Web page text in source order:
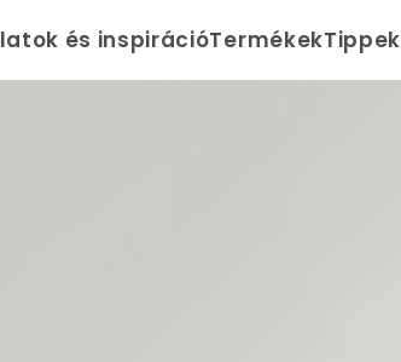
és inspirációTermékekTippek